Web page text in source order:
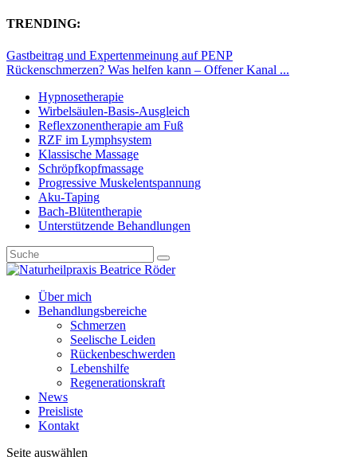
TRENDING:
Gastbeitrag und Expertenmeinung auf PENP
Rückenschmerzen? Was helfen kann – Offener Kanal ...
Hypnosetherapie
Wirbelsäulen-Basis-Ausgleich
Reflexzonentherapie am Fuß
RZF im Lymphsystem
Klassische Massage
Schröpfkopfmassage
Progressive Muskelentspannung
Aku-Taping
Bach-Blütentherapie
Unterstützende Behandlungen
Über mich
Behandlungsbereiche
Schmerzen
Seelische Leiden
Rückenbeschwerden
Lebenshilfe
Regenerationskraft
News
Preisliste
Kontakt
Seite auswählen